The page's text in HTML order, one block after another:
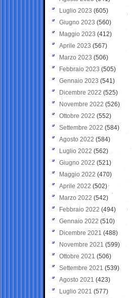
Luglio 2023 (605)
Giugno 2023 (560)
Maggio 2023 (412)
Aprile 2023 (567)
Marzo 2023 (506)
Febbraio 2023 (505)
Gennaio 2023 (541)
Dicembre 2022 (525)
Novembre 2022 (526)
Ottobre 2022 (552)
Settembre 2022 (584)
Agosto 2022 (584)
Luglio 2022 (562)
Giugno 2022 (521)
Maggio 2022 (470)
Aprile 2022 (502)
Marzo 2022 (542)
Febbraio 2022 (494)
Gennaio 2022 (510)
Dicembre 2021 (488)
Novembre 2021 (599)
Ottobre 2021 (506)
Settembre 2021 (539)
Agosto 2021 (423)
Luglio 2021 (577)